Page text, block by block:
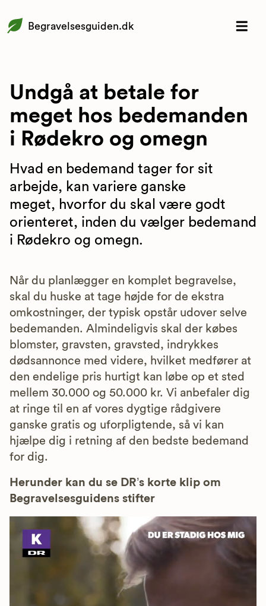
Begravelsesguiden.dk
Undgå at betale for
meget hos bedemanden
i Rødekro og omegn
Hvad en bedemand tager for sit
arbejde, kan variere ganske
meget, hvorfor du skal være godt
orienteret, inden du vælger bedemand
i Rødekro og omegn.
Når du planlægger en komplet begravelse,
skal du huske at tage højde for de ekstra
omkostninger, der typisk opstår udover selve
bedemanden. Almindeligvis skal der købes
blomster, gravsten, gravsted, indrykkes
dødsannonce med videre, hvilket medfører at
den endelige pris hurtigt kan løbe op et sted
mellem 30.000 og 50.000 kr. Vi anbefaler dig
at ringe til en af vores dygtige rådgivere
ganske gratis og uforpligtende, så vi kan
hjælpe dig i retning af den bedste bedemand
for dig.
Herunder kan du se DR’s korte klip om
Begravelsesguidens stifter